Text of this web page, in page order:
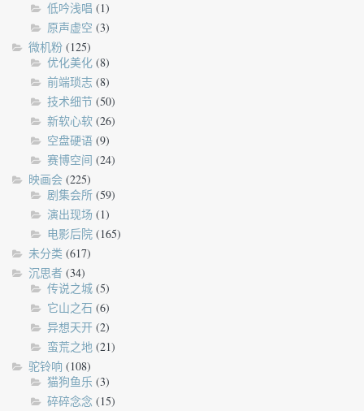
低吟浅唱 (1)
原声虚空 (3)
微机粉 (125)
优化美化 (8)
前端琐志 (8)
技术细节 (50)
新软心软 (26)
空盘硬语 (9)
赛博空间 (24)
映画会 (225)
剧集会所 (59)
演出现场 (1)
电影后院 (165)
未分类 (617)
沉思者 (34)
传说之城 (5)
它山之石 (6)
异想天开 (2)
蛮荒之地 (21)
驼铃响 (108)
猫狗鱼乐 (3)
碎碎念念 (15)